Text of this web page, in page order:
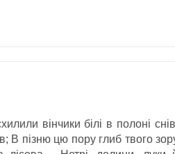
вінчики білі в полоні
В пізню цю пору глиб твого